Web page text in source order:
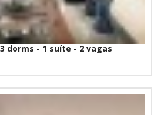
dorms - 1 suíte - 2 vagas